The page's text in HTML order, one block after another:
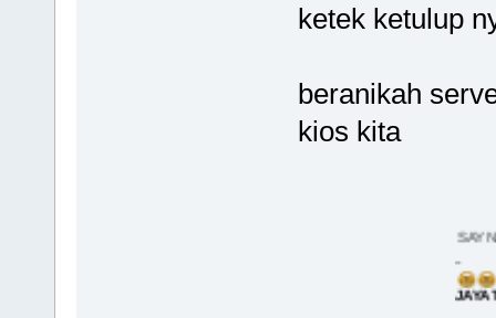
ketek ketulup
beranikah
kios kita
SAY NO TO XL..
JAYA TRUS